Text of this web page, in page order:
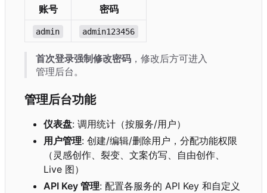
账号 密码
admin admin123456
首次登录强制修改密码 ，修改后方可进入
管理后台。
管理后台功能
仪表盘: 调用统计（按服务/用户）
用户管理: 创建/编辑/删除用户 ， 分配功能权限
（ 灵感创作、裂变、文案仿写、自由创作、
Live 图）
API Key 管理: 配置各服务的 API Key 和自定义